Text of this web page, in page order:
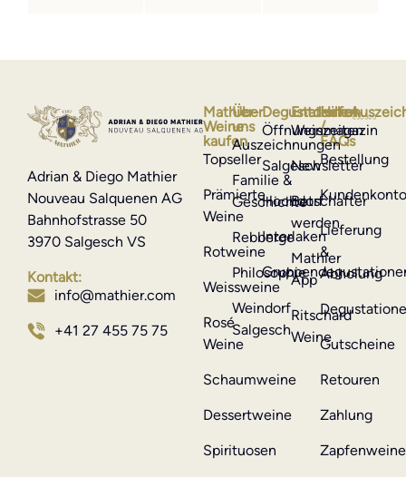
Adrian & Diego Mathier
Nouveau Salquenen AG
Bahnhofstrasse 50
3970 Salgesch VS
Kontakt:
info@mathier.com
+41 27 455 75 75
Mathier-
Weine
kaufen
Topseller
Prämierte
Weine
Rotweine
Weissweine
Rosé
Weine
Schaumweine
Dessertweine
Spirituosen
Hilfe
/
FAQs
Bestellung
Lieferung
&
Abholung
Gutscheine
Retouren
Zahlung
Zapfenweine
Entdecken
Weinmagazin
Newsletter
Botschafter
werden
Mathier
App
Ritschard
Weine
Degustationen
Öffnungszeiten
Salgesch
Hochdorf
Interlaken
Über
uns
Auszeichnungen
Familie &
Geschichte
Rebberge
Philosophie
Weindorf
Salgesch